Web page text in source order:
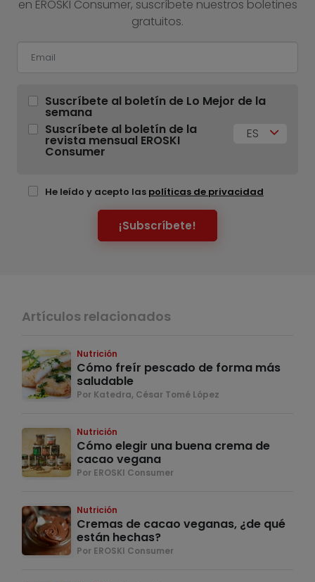
en EROSKI Consumer, suscríbete nuestros boletines
gratuitos.
Suscríbete al boletín de Lo Mejor de la
semana
Suscríbete al boletín de la
revista mensual EROSKI
Consumer
ES
He leído y acepto las políticas de privacidad
¡Subscríbete!
Artículos relacionados
Nutrición
Cómo freír pescado de forma más
saludable
Por Katedra, César Tomé López
Nutrición
Cómo elegir una buena crema de
cacao vegana
Por EROSKI Consumer
Nutrición
Cremas de cacao veganas, ¿de qué
están hechas?
Por EROSKI Consumer